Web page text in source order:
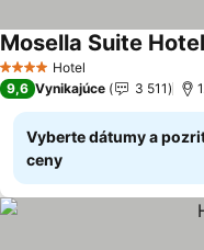
4 Počet hviezdičiek
Hotel
Mosella Suite Hotel
9,6 Vynikajúce 3 511
Vyberte dátumy a
ceny